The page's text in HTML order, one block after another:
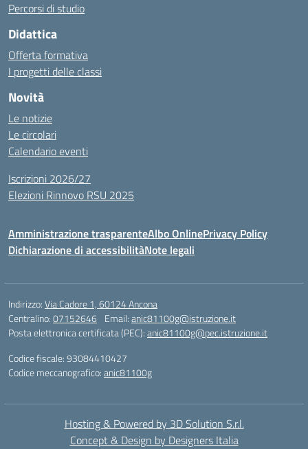
Percorsi di studio
Didattica
Offerta formativa
I progetti delle classi
Novità
Le notizie
Le circolari
Calendario eventi
Iscrizioni 2026/27
Elezioni Rinnovo RSU 2025
Amministrazione trasparenteAlbo OnlinePrivacy Policy
Dichiarazione di accessibilitàNote legali
Indirizzo:Via Cadore 1, 60124 Ancona
Centralino:07152646 Email:anic81100g@istruzione.it
Posta elettronica certificata (PEC):anic81100g@pec.istruzione.it
Codice fiscale: 93084410427
Codice meccanografico:anic81100g
Hosting & Powered by 3D Solution S.r.l.
Concept & Design by Designers Italia